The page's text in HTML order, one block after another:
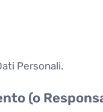
Personali.
(o